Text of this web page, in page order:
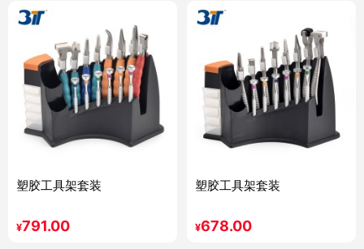
塑胶工具架套装
¥791.00
塑胶工具架套装
¥678.00